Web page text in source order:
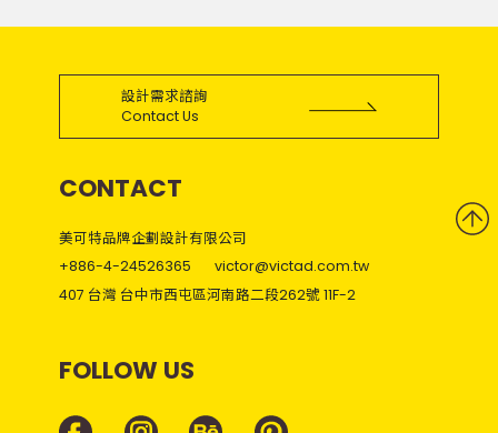
設計需求諮詢
Contact Us
CONTACT
美可特品牌企劃設計有限公司
+886-4-24526365
victor@victad.com.tw
407 台灣 台中市西屯區河南路二段262號 11F-2
FOLLOW US